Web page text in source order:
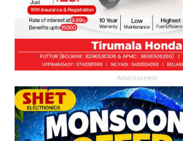
Advertisement